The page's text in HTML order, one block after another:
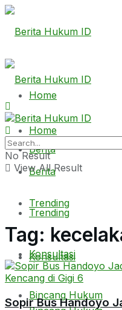
Home
Berita
Trending
Konsultasi
Home
Berita
Trending
Konsultasi
Bincang Hukum
No Result
View All Result
Tag:
Sopir Bus Handoyo